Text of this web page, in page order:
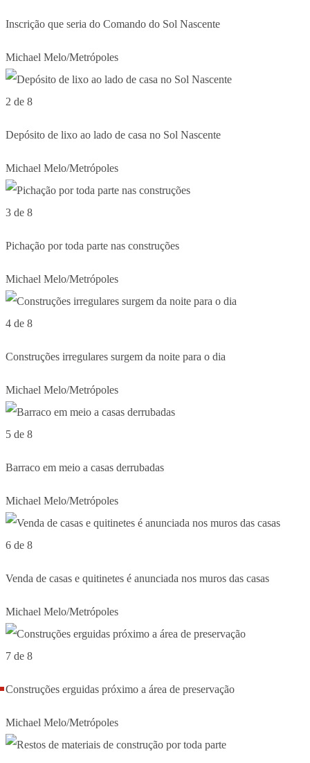
Inscrição que seria do Comando do Sol Nascente
Michael Melo/Metrópoles
2 de 8
Depósito de lixo ao lado de casa no Sol Nascente
Michael Melo/Metrópoles
3 de 8
Pichação por toda parte nas construções
Michael Melo/Metrópoles
4 de 8
Construções irregulares surgem da noite para o dia
Michael Melo/Metrópoles
5 de 8
Barraco em meio a casas derrubadas
Michael Melo/Metrópoles
6 de 8
Venda de casas e quitinetes é anunciada nos muros das casas
Michael Melo/Metrópoles
7 de 8
Construções erguidas próximo a área de preservação
Michael Melo/Metrópoles